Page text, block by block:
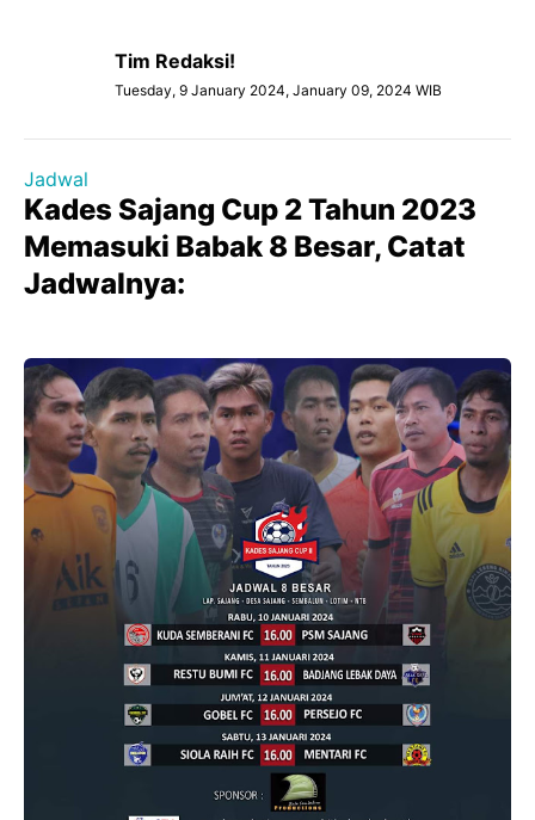
Tim Redaksi!
Tuesday, 9 January 2024, January 09, 2024 WIB
Jadwal
Kades Sajang Cup 2 Tahun 2023
Memasuki Babak 8 Besar, Catat
Jadwalnya: